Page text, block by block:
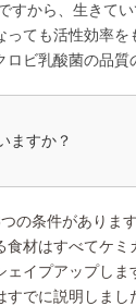
から、生きて
ても活性効率
ビ乳酸菌の品質
ますか？
の条件がありま
材はすべてケ
イプアップしま
でに説明しまし